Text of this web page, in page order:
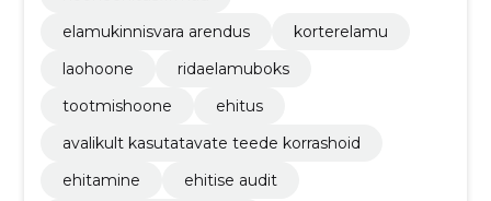
elamukinnisvara arendus
korterelamu
laohoone
ridaelamuboks
tootmishoone
ehitus
avalikult kasutatavate teede korrashoid
ehitamine
ehitise audit